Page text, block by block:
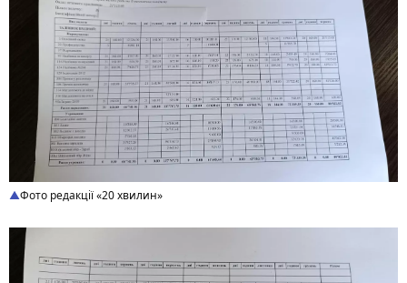
Фото редакції «20 хвилин»